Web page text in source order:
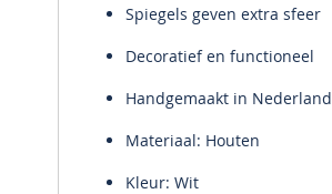
Spiegels geven extra sfeer
Decoratief en functioneel
Handgemaakt in Nederland
Materiaal: Houten
Kleur: Wit